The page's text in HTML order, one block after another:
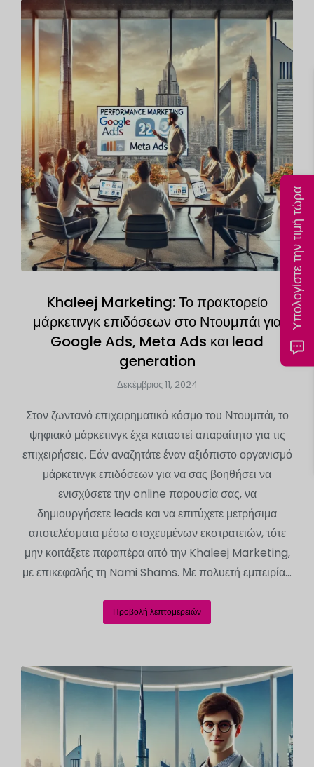
Khaleej Marketing: Το πρακτορείο
μάρκετινγκ επιδόσεων στο Ντουμπάι για
Google Ads, Meta Ads και lead
generation
Δεκέμβριος 11, 2024
Στον ζωντανό επιχειρηματικό κόσμο του Ντουμπάι, το
ψηφιακό μάρκετινγκ έχει καταστεί απαραίτητο για τις
επιχειρήσεις. Εάν αναζητάτε έναν αξιόπιστο οργανισμό
μάρκετινγκ επιδόσεων για να σας βοηθήσει να
ενισχύσετε την online παρουσία σας, να
δημιουργήσετε leads και να επιτύχετε μετρήσιμα
αποτελέσματα μέσω στοχευμένων εκστρατειών, τότε
μην κοιτάξετε παραπέρα από την Khaleej Marketing,
με επικεφαλής τη Nami Shams. Με πολυετή εμπειρία...
Προβολή λεπτομερειών
Υπολογίστε την τιμή τώρα